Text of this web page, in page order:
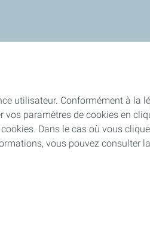
utilisateur. Conformément à la
paramètres de cookies en
Dans le cas où vous
vous pouvez consulter